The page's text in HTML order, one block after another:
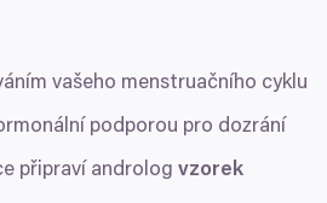
vašeho menstruačního cyklu
podporou pro dozrání
připraví androlog vzorek